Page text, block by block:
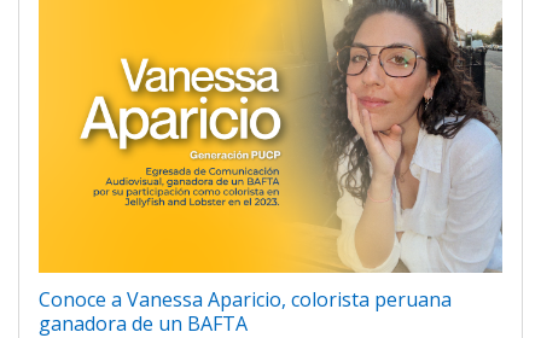
Conoce a Vanessa Aparicio, colorista peruana
ganadora de un BAFTA